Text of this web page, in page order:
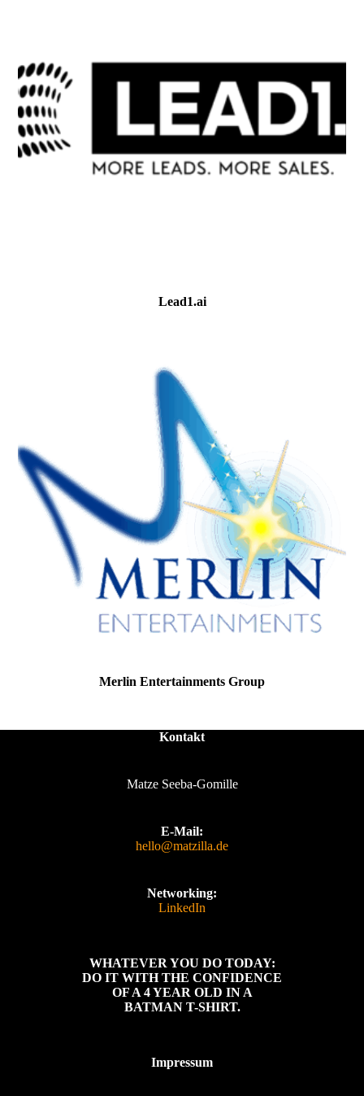
Lead1.ai
Merlin Entertainments Group
Kontakt
Matze Seeba-Gomille
E-Mail:
hello@matzilla.de
Networking:
LinkedIn
WHATEVER YOU DO TODAY:
DO IT WITH THE CONFIDENCE
OF A 4 YEAR OLD IN A
BATMAN T-SHIRT.
Impressum